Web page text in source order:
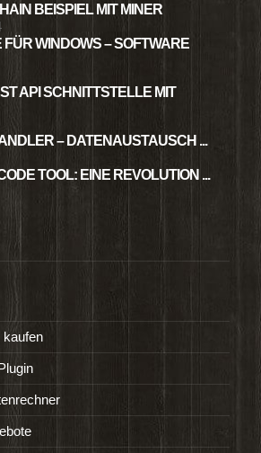
BEISPIEL MIT MINER
WINDOWS – SOFTWARE
API SCHNITTSTELLE MIT
– DATENAUSTAUSCH ...
TOOL: EINE REVOLUTION ...
kaufen